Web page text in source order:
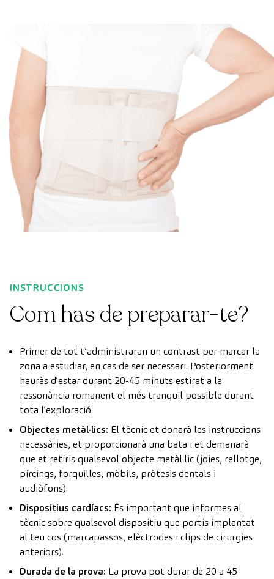
INSTRUCCIONS
Com has de preparar-te?
Primer de tot t’administraran un contrast per marcar la
zona a estudiar, en cas de ser necessari. Posteriorment
hauràs d’estar durant 20-45 minuts estirat a la
ressonància romanent el més tranquil possible durant
tota l’exploració.
Objectes metàl·lics: El tècnic et donarà les instruccions
necessàries, et proporcionarà una bata i et demanarà
que et retiris qualsevol objecte metàl·lic (joies, rellotge,
pírcings, forquilles, mòbils, pròtesis dentals i
audiòfons).
Dispositius cardíacs: És important que informes al
tècnic sobre qualsevol dispositiu que portis implantat
al teu cos (marcapassos, elèctrodes i clips de cirurgies
anteriors).
Durada de la prova: La prova pot durar de 20 a 45